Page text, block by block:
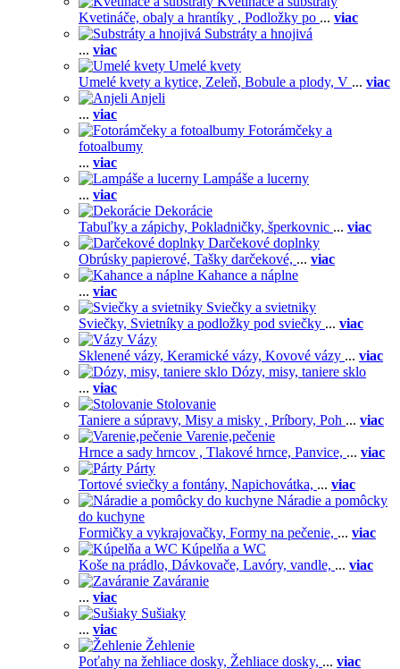
Kvetináče, obaly a hrantíky , Podložky po ... viac
Substráty a hnojivá
... viac
Umelé kvety
Umelé kvety a kytice, Zeleň, Bobule a plody, V ... viac
Anjeli
... viac
Fotorámčeky a
fotoalbumy
... viac
Lampáše a lucerny
... viac
Dekorácie
Tabuľky a zápichy, Pokladničky, šperkovnic ... viac
Darčekové doplnky
Obrúsky papierové, Tašky darčekové, ... viac
Kahance a náplne
... viac
Sviečky a svietniky
Sviečky, Svietníky a podložky pod sviečky ... viac
Vázy
Sklenené vázy, Keramické vázy, Kovové vázy ... viac
Dózy, misy, taniere sklo
... viac
Stolovanie
Taniere a súpravy, Misy a misky , Príbory, Poh ... viac
Varenie,pečenie
Hrnce a sady hrncov , Tlakové hrnce, Panvice, ... viac
Párty
Tortové sviečky a fontány, Napichovátka, ... viac
Náradie a pomôcky
do kuchyne
Formičky a vykrajovačky, Formy na pečenie, ... viac
Kúpelňa a WC
Koše na prádlo, Dávkovače, Lavóry, vandle, ... viac
Zaváranie
... viac
Sušiaky
... viac
Žehlenie
Poťahy na žehliace dosky, Žehliace dosky, ... viac